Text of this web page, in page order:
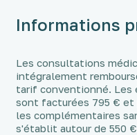
Informations
Les consultations
intégralement
tarif conventionné. Les
sont facturées 795 € et
les complémentaires
s'établit autour de 550